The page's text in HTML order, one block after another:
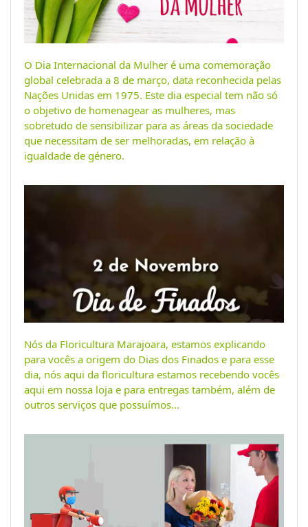
O Dia Internacional da Mulher é uma comemoração
global celebrada a 8 de março, data reconhecida pelas
Nações Unidas em 1975. Este dia especial tem não só
o objetivo de homenagear as mulheres, mas
sobretudo de sensibilizar para as áreas da sociedade
que necessitam de ser melhoradas, em relação à
igualdade de género.
Nós da Floricultura Marajoara, estamos explicando
para vocês a origem do Dias dos Finados e para esse
dia, nós aqui da floricultura estamos recebendo vocês
aqui em nossa loja e para entregas também, além de
outros serviços que possuímos...